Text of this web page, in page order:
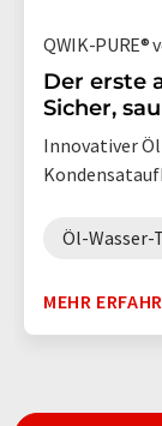
QWIK-PURE®
Der erste
Sicher,
Innovativer
Öl-Wasser-
MEHR